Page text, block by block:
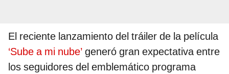
El reciente lanzamiento del tráiler de la película
‘Sube a mi nube’ generó gran expectativa entre
los seguidores del emblemático programa